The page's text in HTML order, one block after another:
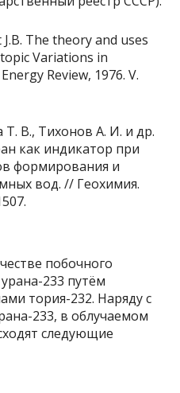
J.B. The theory and uses
Variations in
Review, 1976. V.
В., Тихонов А. И. и др.
как индикатор при
формирования и
вод. // Геохимия.
побочного
урана-233 путём
тория-232. Наряду с
233, в облучаемом
следующие